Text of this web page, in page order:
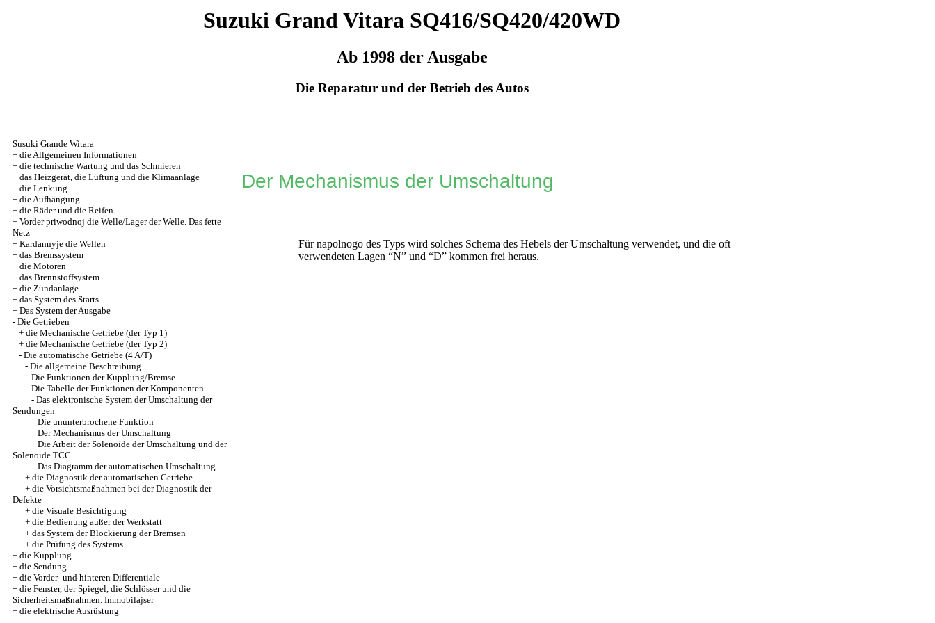
Suzuki Grand Vitara SQ416/SQ420/420WD
Ab 1998 der Ausgabe
Die Reparatur und der Betrieb des Autos
Susuki Grande Witara
+ die Allgemeinen Informationen
+ die technische Wartung und das Schmieren
+ das Heizgerät, die Lüftung und die Klimaanlage
+ die Lenkung
+ die Aufhängung
+ die Räder und die Reifen
+ Vorder priwodnoj die Welle/Lager der Welle. Das fette
Netz
+ Kardannyje die Wellen
+ das Bremssystem
+ die Motoren
+ das Brennstoffsystem
+ die Zündanlage
+ das System des Starts
+ Das System der Ausgabe
- Die Getrieben
+ die Mechanische Getriebe (der Typ 1)
+ die Mechanische Getriebe (der Typ 2)
- Die automatische Getriebe (4 A/T)
- Die allgemeine Beschreibung
Die Funktionen der Kupplung/Bremse
Die Tabelle der Funktionen der Komponenten
- Das elektronische System der Umschaltung der
Sendungen
Die ununterbrochene Funktion
Der Mechanismus der Umschaltung
Die Arbeit der Solenoide der Umschaltung und der
Solenoide TCC
Das Diagramm der automatischen Umschaltung
+ die Diagnostik der automatischen Getriebe
+ die Vorsichtsmaßnahmen bei der Diagnostik der
Defekte
+ die Visuale Besichtigung
+ die Bedienung außer der Werkstatt
+ das System der Blockierung der Bremsen
+ die Prüfung des Systems
+ die Kupplung
+ die Sendung
+ die Vorder- und hinteren Differentiale
+ die Fenster, der Spiegel, die Schlösser und die
Sicherheitsmaßnahmen. Immobilajser
+ die elektrische Ausrüstung
Der Mechanismus der Umschaltung
Für napolnogo des Typs wird solches Schema des Hebels der Umschaltung verwendet, und die oft
verwendeten Lagen “N” und “D” kommen frei heraus.